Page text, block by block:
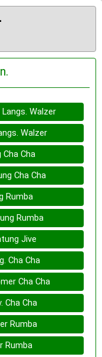
Walzer
Walzer
Cha Cha
Cha Cha
Rumba
Rumba
Jive
Cha Cha
Cha Cha
Cha Cha
Rumba
Rumba